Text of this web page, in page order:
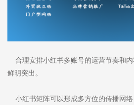
合理安排小红书多账号的运营节奏和内
鲜明突出。
小红书矩阵可以形成多方位的传播网络